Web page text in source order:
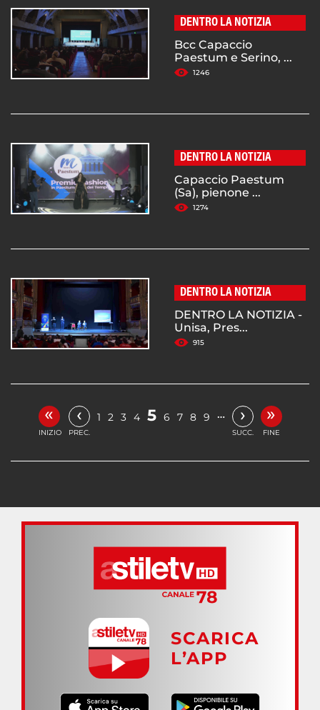
DENTRO LA NOTIZIA
Bcc Capaccio
Paestum e Serino, ...
1246
DENTRO LA NOTIZIA
Capaccio Paestum
(Sa), pienone ...
1274
DENTRO LA NOTIZIA
DENTRO LA NOTIZIA -
Unisa, Pres...
915
«
INIZIO
‹
PREC.
1 2 3 4 5 6 7 8 9 … ›
SUCC.
»
FINE
SCARICA
L’APP